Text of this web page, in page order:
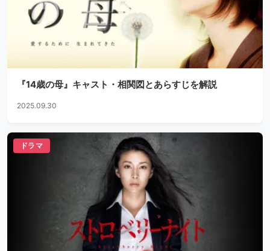
『14歳の母』キャスト・相関図とあらすじを解説
2025.09.30
ドラマ